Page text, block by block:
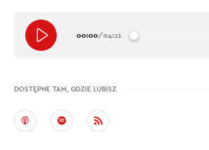
00:00/04:11
DOSTĘPNE TAM, GDZIE LUBISZ